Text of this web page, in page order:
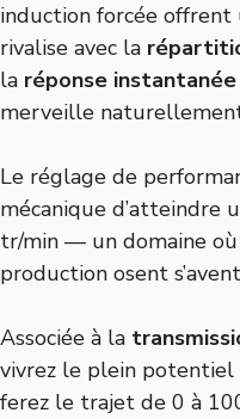
induction forcée offrent
rivalise avec la
la réponse
merveille
Le réglage de
mécanique d’atteindre
tr/min — un domaine
production osent
Associée à la
vivrez le plein potentiel
ferez le trajet de 0 à